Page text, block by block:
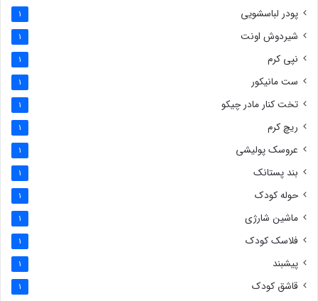
پودر لباسشویی 1
شیردوش اونت 1
نپی کرم 1
ست مانیکور 1
تخت کنار مادر چیکو 1
ریچ کرم 1
عروسک پولیشی 1
بند پستانک 1
حوله کودک 1
ماشین شارژی 1
فلاسک کودک 1
پیشبند 1
قاشق کودک 1